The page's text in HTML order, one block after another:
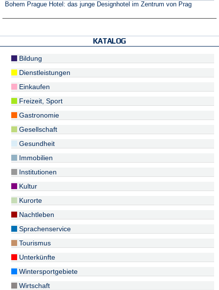
Bohem Prague Hotel: das junge Designhotel im Zentrum von Prag
KATALOG
Bildung
Dienstleistungen
Einkaufen
Freizeit, Sport
Gastronomie
Gesellschaft
Gesundheit
Immobilien
Institutionen
Kultur
Kurorte
Nachtleben
Sprachenservice
Tourismus
Unterkünfte
Wintersportgebiete
Wirtschaft